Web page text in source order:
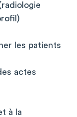
les patients
actes
à la